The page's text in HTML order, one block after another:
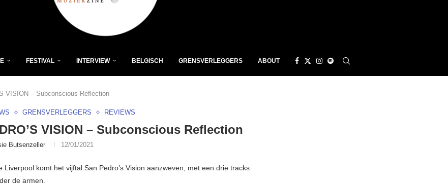
FESTIVAL INTERVIEW BELGISCH GRENSVERLEGGERS ABOUT
VISION – Subconscious Reflection
GRENSVERLEGGERS REVIEWS
VISION – Subconscious Reflection
Butsenzeller 12/01/2021
Liverpool komt het vijftal San Pedro’s Vision aanzweven, met een drie tracks
de armen.